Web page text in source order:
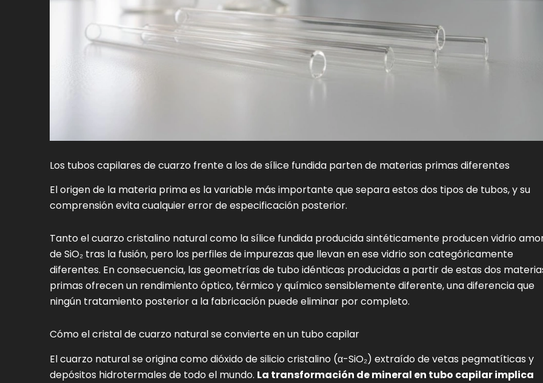
Los tubos capilares de cuarzo frente a los de sílice fundida parten de materias primas diferentes
El origen de la materia prima es la variable más importante que separa estos dos tipos de tubos, y su
comprensión evita cualquier error de especificación posterior.
Tanto el cuarzo cristalino natural como la sílice fundida producida sintéticamente producen vidrio
de SiO₂ tras la fusión, pero los perfiles de impurezas que llevan en ese vidrio son categóricamente
diferentes. En consecuencia, las geometrías de tubo idénticas producidas a partir de estas dos
primas ofrecen un rendimiento óptico, térmico y químico sensiblemente diferente, una diferencia que
ningún tratamiento posterior a la fabricación puede eliminar por completo.
Cómo el cristal de cuarzo natural se convierte en un tubo capilar
El cuarzo natural se origina como dióxido de silicio cristalino (α-SiO₂) extraído de vetas pegmatíticas y
depósitos hidrotermales de todo el mundo. La transformación de mineral en tubo capilar implica